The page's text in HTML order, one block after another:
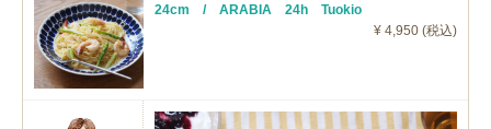
24cm / ARABIA 24h Tuokio
¥ 4,950 (税込)